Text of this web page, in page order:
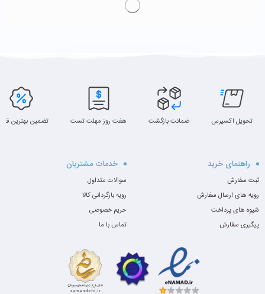
تحویل اکسپرس ضمانت بازگشت هفت روز مهلت تست تضمین بهترین
راهنمای خرید
ثبت سفارش
رویه های ارسال سفارش
شیوه های پرداخت
پیگیری سفارش
خدمات مشتریان
سوالات متداول
رویه بازگردانی کالا
حریم خصوصی
تماس با ما